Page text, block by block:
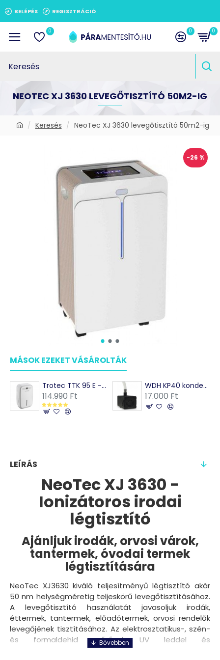
BELÉPÉS REGISZTRÁCIÓ
0 0 0
Keresés NeoTec XJ 3630 levegőtisztító 50m2-ig
NEOTEC XJ 3630 LEVEGŐTISZTÍTÓ 50M2-IG
-26 %
MÁSOK EZEKET VÁSÁROLTÁK
Trotec TTK 95 E - Páramentesítő penész megelőzésére 90 m2-ig, max. 30 l/nap- nagy lakásba,irodába, könyvtárba
114.990 Ft
WDH KP40 kondenzszivattyú páramentesítőbe
17.000 Ft
LEÍRÁS
NeoTec XJ 3630 -
Ionizátoros irodai
légtisztító
Ajánljuk irodák, orvosi várok,
tantermek, óvodai termek
légtisztítására
NeoTec XJ3630 kiváló teljesítményű légtisztító akár
50 nm helységméretig teljeskörű levegőtisztításához.
A levegőtisztító használatát javasoljuk irodák,
éttermek, tantermek, előadótermek, orvosi rendelők
levegőjének tisztításához. Az elektrosztatikus-, szén-
és formaldehid szűrővel, UV leddel és
ionizátorral rendelkező készülék megtisztítja a levegőt